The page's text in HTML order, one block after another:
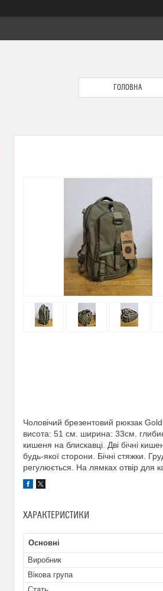
ГОЛОВНА
Чоловічий брезентовий рюкзак
висота: 51 см. ширина: 33см.
кишеня на блискавці. Дві бічні
будь-якої сторони. Бічні стяжки.
регулюється. На лямках отвір для
ХАРАКТЕРИСТИКИ
Основні
Виробник
Вікова група